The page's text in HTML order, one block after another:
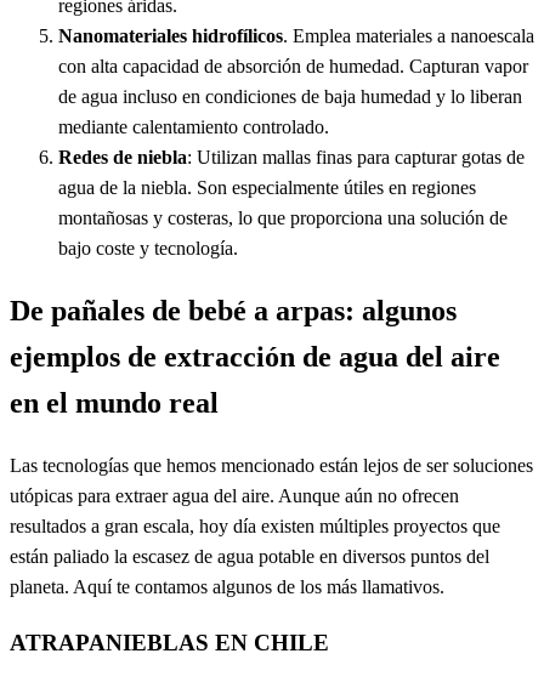
regiones áridas.
Nanomateriales hidrofílicos. Emplea materiales a nanoescala
con alta capacidad de absorción de humedad. Capturan vapor
de agua incluso en condiciones de baja humedad y lo liberan
mediante calentamiento controlado.
Redes de niebla: Utilizan mallas finas para capturar gotas de
agua de la niebla. Son especialmente útiles en regiones
montañosas y costeras, lo que proporciona una solución de
bajo coste y tecnología.
De pañales de bebé a arpas: algunos
ejemplos de extracción de agua del aire
en el mundo real
Las tecnologías que hemos mencionado están lejos de ser soluciones
utópicas para extraer agua del aire. Aunque aún no ofrecen
resultados a gran escala, hoy día existen múltiples proyectos que
están paliado la escasez de agua potable en diversos puntos del
planeta. Aquí te contamos algunos de los más llamativos.
ATRAPANIEBLAS EN CHILE